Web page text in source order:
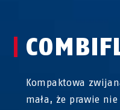
Kompaktowa
mała, że prawie